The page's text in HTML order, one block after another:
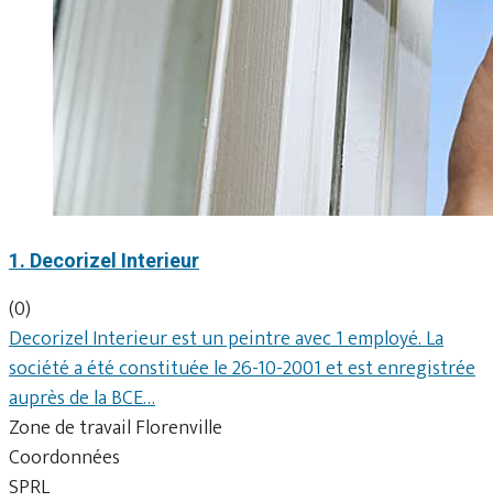
1. Decorizel Interieur
(0)
Decorizel Interieur est un peintre avec 1 employé. La
société a été constituée le 26-10-2001 et est enregistrée
auprès de la BCE…
Zone de travail Florenville
Coordonnées
SPRL